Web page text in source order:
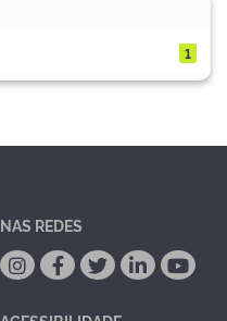
1
NAS REDES